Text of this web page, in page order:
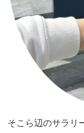
そこら辺のサラリ